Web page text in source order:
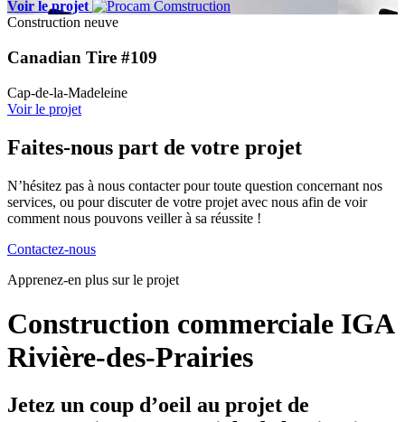
Voir le projet
Construction neuve
Canadian Tire #109
Cap-de-la-Madeleine
Voir le projet
Faites-nous part de votre projet
N’hésitez pas à nous contacter pour toute question concernant nos
services, ou pour discuter de votre projet avec nous afin de voir
comment nous pouvons veiller à sa réussite !
Contactez-nous
Apprenez-en plus sur le projet
Construction commerciale IGA
Rivière-des-Prairies
Jetez un coup d’oeil au projet de